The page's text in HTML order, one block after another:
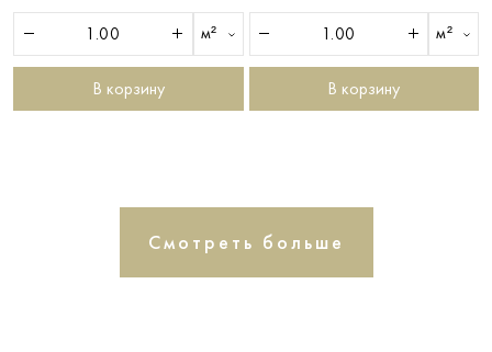
м²
В корзину
м²
В корзину
Смотреть больше